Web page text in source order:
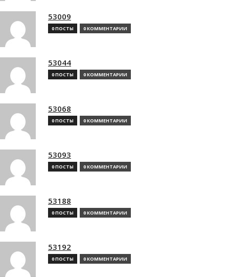
53009
0 ПОСТЫ 0 КОММЕНТАРИИ
53044
0 ПОСТЫ 0 КОММЕНТАРИИ
53068
0 ПОСТЫ 0 КОММЕНТАРИИ
53093
0 ПОСТЫ 0 КОММЕНТАРИИ
53188
0 ПОСТЫ 0 КОММЕНТАРИИ
53192
0 ПОСТЫ 0 КОММЕНТАРИИ